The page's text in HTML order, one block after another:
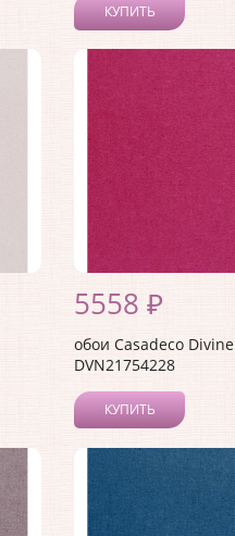
КУПИТЬ
5558 ₽
обои Casadeco Divine
DVN21754228
КУПИТЬ